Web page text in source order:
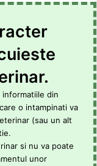
informatiile din
o intampinati va
(sau un alt
si nu va poate
unor